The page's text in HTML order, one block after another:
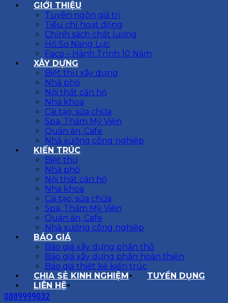
GIỚI THIỆU
Tuyên ngôn giá trị
Tiêu chí hoạt động
Chính sách chất lượng
Hồ Sơ Năng Lực
Faco – Hành Trình 10 Năm
XÂY DỰNG
Biệt thự xây dựng
Nhà phố
Nội thất căn hộ
Nha khoa
Cải tạo, sửa chữa
Spa, Thẩm Mỹ Viện
Quán ăn, Cafe
Nhà xưởng công nghiệp
KIẾN TRÚC
Biệt thự
Nhà phố
Nội thất căn hộ
Nha khoa
Cải tạo, sửa chữa
Spa, Thẩm Mỹ Viện
Quán ăn, Cafe
Nhà xưởng công nghiệp
BÁO GIÁ
Báo giá xây dựng phần thô
Báo giá xây dựng phần hoàn thiện
Báo giá thiết kế kiến trúc
CHIA SẺ KINH NGHIỆM
TUYỂN DỤNG
LIÊN HỆ
0889999032